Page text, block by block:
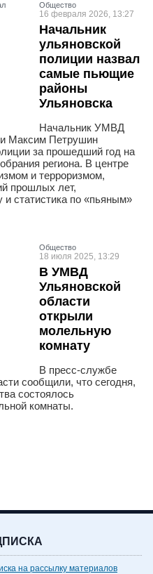
Общество
16 февраля 2026, 13:27
Начальник
ульяновской
полиции назвал
самые пьющие
районы
Ульяновска
Начальник УМВД
Максим Петрушин
за прошедший год на
региона. В центре
и терроризмом,
прошлых лет,
и статистика по «пьяным»
Общество
18 июля 2025, 13:29
В УМВД
Ульяновской
области
открыли
молельную
комнату
В пресс-службе
сообщили, что сегодня,
состоялось
комнаты.
на рассылку материалов